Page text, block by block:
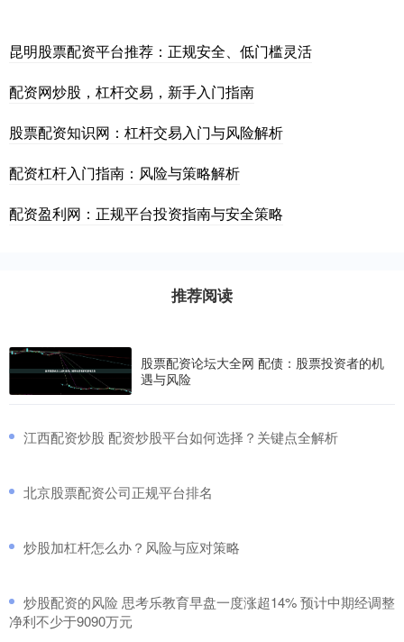
昆明股票配资平台推荐：正规安全、低门槛灵活
配资网炒股，杠杆交易，新手入门指南
股票配资知识网：杠杆交易入门与风险解析
配资杠杆入门指南：风险与策略解析
配资盈利网：正规平台投资指南与安全策略
推荐阅读
股票配资论坛大全网 配债：股票投资者的机
遇与风险
​江西配资炒股 配资炒股平台如何选择？关键点全解析
​北京股票配资公司正规平台排名
​炒股加杠杆怎么办？风险与应对策略
​炒股配资的风险 思考乐教育早盘一度涨超14% 预计中期经调整
净利不少于9090万元